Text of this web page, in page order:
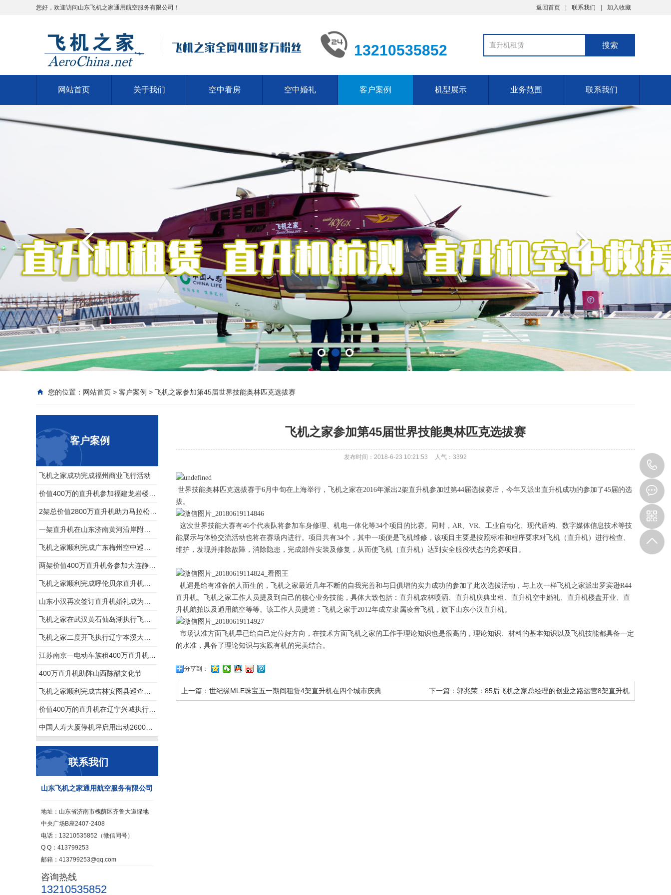
您好，欢迎访问山东飞机之家通用航空服务有限公司！ 返回首页 联系我们 加入收藏
13210535852
网站首页 关于我们 空中看房 空中婚礼 客户案例 机型展示 业务范围 联系我们
您的位置： 网站首页 > 客户案例 > 飞机之家参加第45届世界技能奥林匹克选拔赛
客户案例
飞机之家成功完成福州商业飞行活动
400万直升机助阵山西陈醋文化节
联系我们
山东飞机之家通用航空服务有限公司
地址：山东省济南市槐荫区齐鲁大道绿地
中央广场B座2407-2408
电话：13210535852（微信同号）
Q Q：413799253
邮箱：413799253@qq.com
咨询热线
13210535852
飞机之家参加第45届世界技能奥林匹克选拔赛
发布时间：2018-6-23 10:21:53 人气： 3392
世界技能奥林匹克选拔赛于6月中旬在上海举行，飞机之家在2016年派出2架直升机参加过第44届选拔赛后，今年又派出直升机成功的参加了45届的选
拔。
这次世界技能大赛有46个代表队将参加车身修理、机电一体化等34个项目的比赛。同时，AR、VR、工业自动化、现代盾构、数字媒体信息技术等技
能展示与体验交流活动也将在赛场内进行。项目共有34个，其中一项便是飞机维修，该项目主要是按照标准和程序要求对飞机（直升机）进行检查、
维护，发现并排除故障，消除隐患，完成部件安装及修复，从而使飞机（直升机）达到安全服役状态的竞赛项目。
机遇是给有准备的人而生的，飞机之家最近几年不断的自我完善和与日俱增的实力成功的参加了此次选拔活动，与上次一样飞机之家派出罗宾逊R44
直升机。飞机之家工作人员提及到自己的核心业务技能，具体大致包括：直升机农林喷洒、直升机庆典出租、直升机空中婚礼、直升机楼盘开业、直
升机航拍以及通用航空等等。该工作人员提道：飞机之家于2012年成立隶属凌音飞机，旗下山东小汉直升机。
市场认准方面飞机早已给自己定位好方向，在技术方面飞机之家的工作手理论知识也是很高的，理论知识、材料的基本知识以及飞机技能都具备一定
的水准，具备了理论知识与实践有机的完美结合。
分享到：
上一篇： 世纪缘MLE珠宝五一期间租赁4架直升机在四个城市庆典 下一篇： 郭兆荣：85后飞机之家总经理的创业之路运营8架直升机